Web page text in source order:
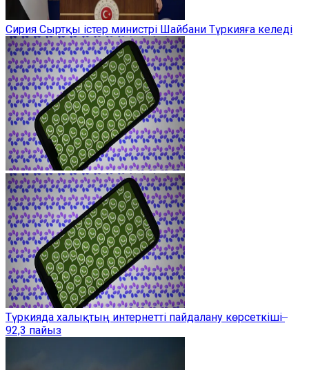
Сирия Сыртқы істер министрі Шайбани Түркияға келеді
Түркияда халықтың интернетті пайдалану көрсеткіші ̶
92,3 пайыз